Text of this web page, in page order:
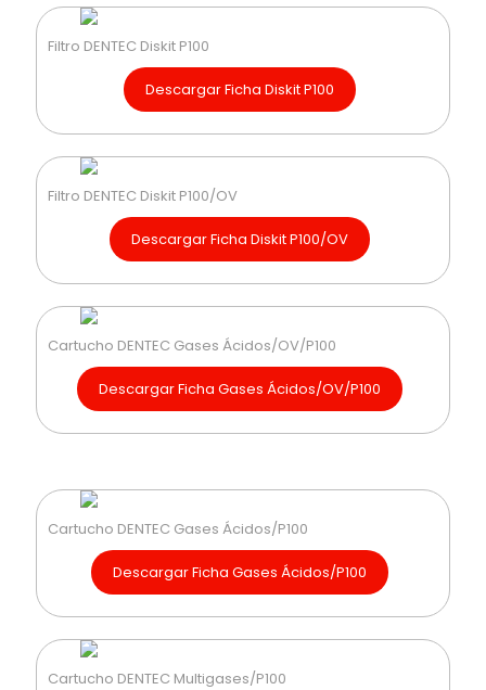
Filtro DENTEC Diskit P100
Descargar Ficha Diskit P100
Filtro DENTEC Diskit P100/OV
Descargar Ficha Diskit P100/OV
Cartucho DENTEC Gases Ácidos/OV/P100
Descargar Ficha Gases Ácidos/OV/P100
Cartucho DENTEC Gases Ácidos/P100
Descargar Ficha Gases Ácidos/P100
Cartucho DENTEC Multigases/P100